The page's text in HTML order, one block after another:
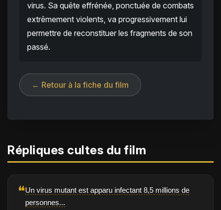
virus. Sa quête effrénée, ponctuée de combats
extrêmement violents, va progressivement lui
permettre de reconstituer les fragments de son
passé.
← Retour à la fiche du film
Répliques cultes du film
❝Un virus mutant est apparu infectant 8,5 millions de
personnes...